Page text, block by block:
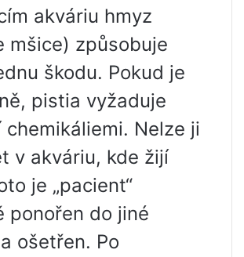
akváriu hmyz
mšice) způsobuje
škodu. Pokud je
pistia vyžaduje
chemikáliemi. Nelze ji
v akváriu, kde žijí
je „pacient“
ponořen do jiné
ošetřen. Po